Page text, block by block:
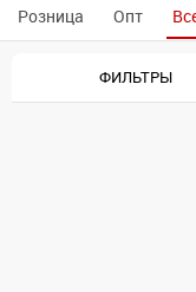
Розница Опт
ФИЛЬТРЫ